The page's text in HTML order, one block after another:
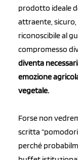
prodotto ideale
attraente, sicuro,
riconoscibile al
compromesso
diventa
emozione
vegetale.
Forse non
scritta
perché